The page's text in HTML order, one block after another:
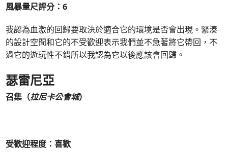
風暴量尺評分：6
我認為血激的回歸要取決於適合它的環境是否會出現。緊湊
的設計空間和它的不受歡迎表示我們並不急著將它帶回，不
過它的遊玩性不錯所以我認為它以後應該會回歸。
瑟雷尼亞
召集（拉尼卡公會城）
受歡迎程度：喜歡